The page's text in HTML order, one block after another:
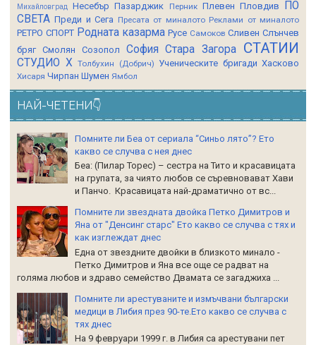
Михайловград Несебър Пазарджик Перник Плевен Пловдив
ПО
СВЕТА Преди и Сега Пресата от миналото Реклами от миналото
РЕТРО СПОРТ Родната казарма Русе Самоков Сливен Слънчев
бряг Смолян Созопол София Стара Загора СТАТИИ
СТУДИО Х Толбухин (Добрич) Ученическите бригади Хасково
Хисаря Чирпан Шумен Ямбол
НАЙ-ЧЕТЕНИ👇
Помните ли Беа от сериала “Синьо лято”? Ето
какво се случва с нея днес
Беа: (Пилар Торес) – сестра на Тито и красавицата
на групата, за чиято любов се съревновават Хави
и Панчо. Красавицата най-драматично от вс...
Помните ли звездната двойка Петко Димитров и
Яна от "Денсинг старс" Ето какво се случва с тях и
как изглеждат днес
Една от звездните двойки в близкото минало -
Петко Димитров и Яна все още се радват на
голяма любов и здраво семейство Двамата се загаджиха ...
Помните ли арестуваните и измъчвани български
медици в Либия през 90-те.Ето какво се случва с
тях днес
На 9 февруари 1999 г. в Либия са арестувани пет